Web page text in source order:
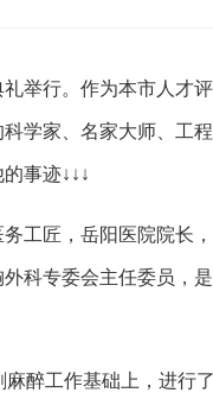
举行。作为本市人才
学家、名家大师、工
事迹↓↓↓
工匠，岳阳医院院长
科专委会主任委员，
醉工作基础上，进行